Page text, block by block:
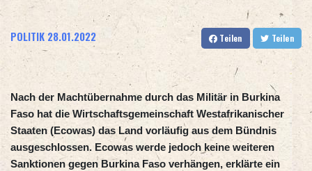
POLITIK 28.01.2022 Teilen Teilen
Nach der Machtübernahme durch das Militär in Burkina
Faso hat die Wirtschaftsgemeinschaft Westafrikanischer
Staaten (Ecowas) das Land vorläufig aus dem Bündnis
ausgeschlossen. Ecowas werde jedoch keine weiteren
Sanktionen gegen Burkina Faso verhängen, erklärte ein